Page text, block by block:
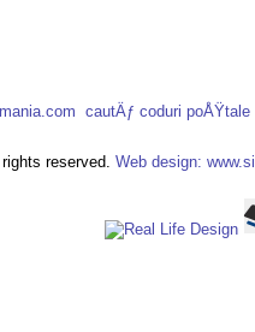
cautÄƒ coduri
reserved. Web design: